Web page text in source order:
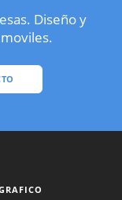
Diseño y